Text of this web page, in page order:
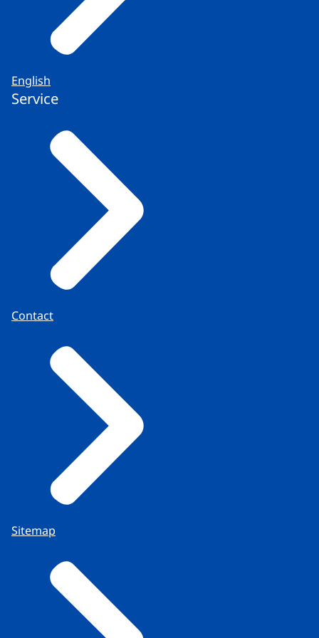
English
Service
Contact
Sitemap